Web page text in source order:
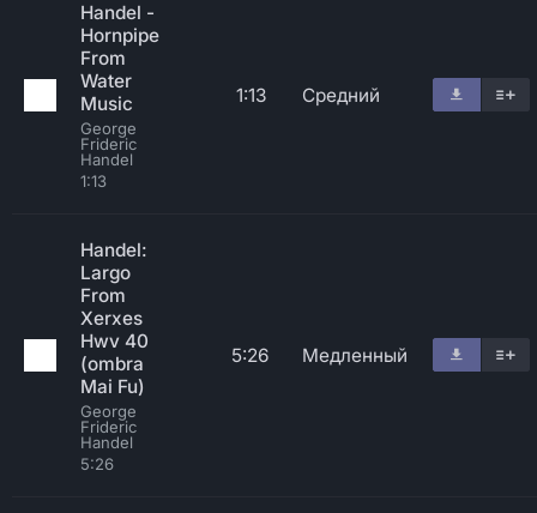
Handel -
Hornpipe
From
Water
Music
George
Frideric
Handel
1:13
1:13 Средний
Handel:
Largo
From
Xerxes
Hwv 40
(ombra
Mai Fu)
George
Frideric
Handel
5:26
5:26 Медленный